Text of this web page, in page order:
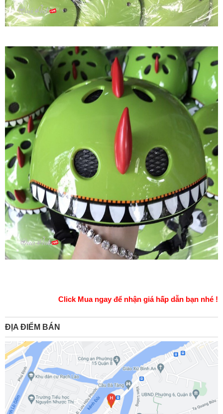
Click Mua ngay để nhận giá hấp dẫn bạn nhé !
ĐỊA ĐIỂM BÁN